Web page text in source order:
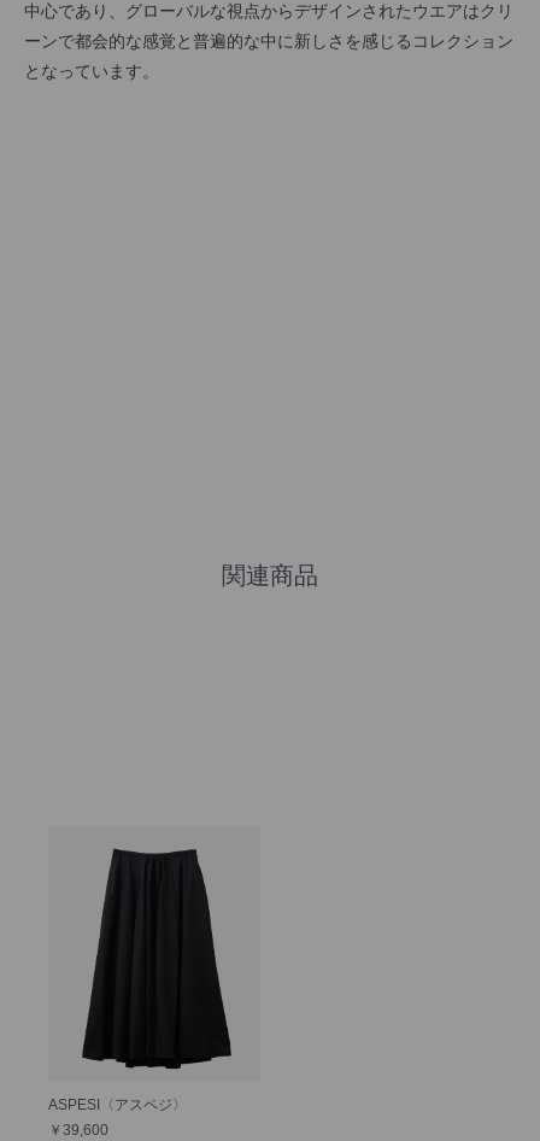
中心であり、グローバルな視点からデザインされたウエアはクリ
ーンで都会的な感覚と普遍的な中に新しさを感じるコレクション
となっています。
関連商品
ASPESI〈アスペジ〉
￥39,600